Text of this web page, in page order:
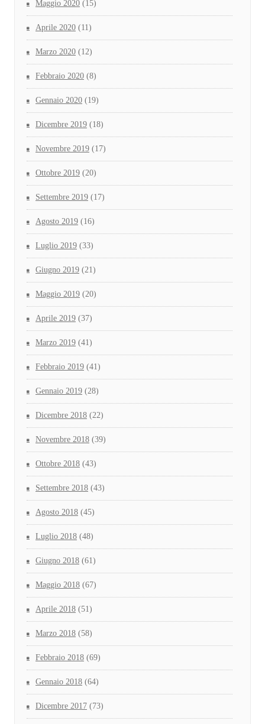
Maggio 2020 (15)
Aprile 2020 (11)
Marzo 2020 (12)
Febbraio 2020 (8)
Gennaio 2020 (19)
Dicembre 2019 (18)
Novembre 2019 (17)
Ottobre 2019 (20)
Settembre 2019 (17)
Agosto 2019 (16)
Luglio 2019 (33)
Giugno 2019 (21)
Maggio 2019 (20)
Aprile 2019 (37)
Marzo 2019 (41)
Febbraio 2019 (41)
Gennaio 2019 (28)
Dicembre 2018 (22)
Novembre 2018 (39)
Ottobre 2018 (43)
Settembre 2018 (43)
Agosto 2018 (45)
Luglio 2018 (48)
Giugno 2018 (61)
Maggio 2018 (67)
Aprile 2018 (51)
Marzo 2018 (58)
Febbraio 2018 (69)
Gennaio 2018 (64)
Dicembre 2017 (73)